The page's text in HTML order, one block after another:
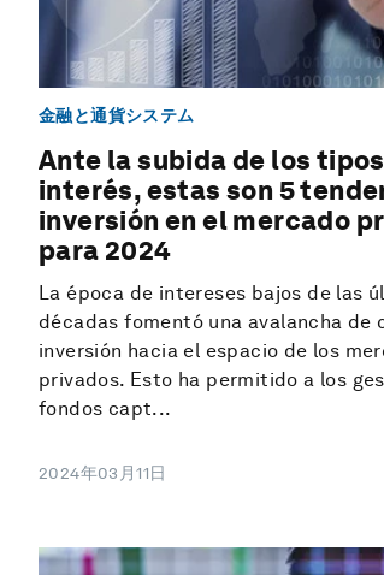
金融と通貨システム
Ante la subida de los
interés, estas son 5
inversión en el mercado
para 2024
La época de intereses bajos de las
décadas fomentó una avalancha de
inversión hacia el espacio de los
privados. Esto ha permitido a los
fondos capt...
2024年03月11日